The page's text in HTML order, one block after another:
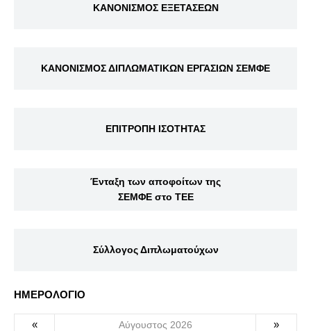
ΚΑΝΟΝΙΣΜΟΣ ΕΞΕΤΑΣΕΩΝ
ΚΑΝΟΝΙΣΜΟΣ ΔΙΠΛΩΜΑΤΙΚΩΝ ΕΡΓΑΣΙΩΝ ΣΕΜΦΕ
ΕΠΙΤΡΟΠΗ ΙΣΟΤΗΤΑΣ
Ένταξη των αποφοίτων της
ΣΕΜΦΕ στο ΤΕΕ
Σύλλογος Διπλωματούχων
ΗΜΕΡΟΛΟΓΙΟ
« Αύγουστος 2026 »